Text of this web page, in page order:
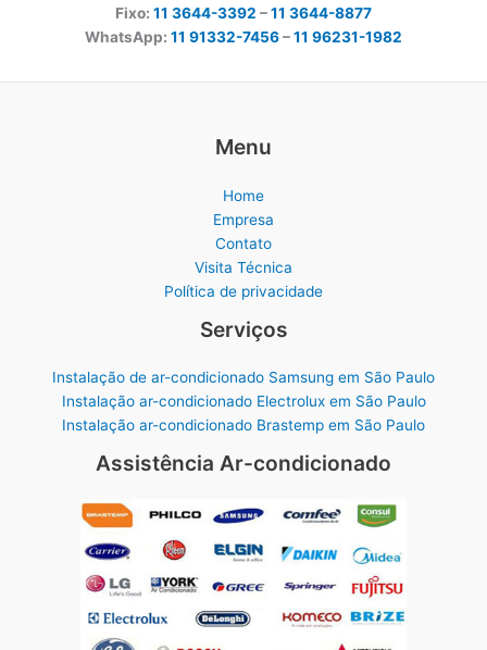
Fixo: 11 3644-3392 –11 3644-8877
WhatsApp: 11 91332-7456–11 96231-1982
Menu
Home
Empresa
Contato
Visita Técnica
Política de privacidade
Serviços
Instalação de ar-condicionado Samsung em São Paulo
Instalação ar-condicionado Electrolux em São Paulo
Instalação ar-condicionado Brastemp em São Paulo
Assistência Ar-condicionado